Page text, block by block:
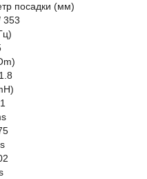
посадки (мм)
353